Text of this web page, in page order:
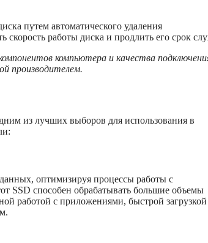
путем автоматического удаления
работы диска и продлить его срок
компьютера и качества
производителем.
из лучших выборов для использования в
оптимизируя процессы работы с
SSD способен обрабатывать большие объемы
работой с приложениями, быстрой загрузкой